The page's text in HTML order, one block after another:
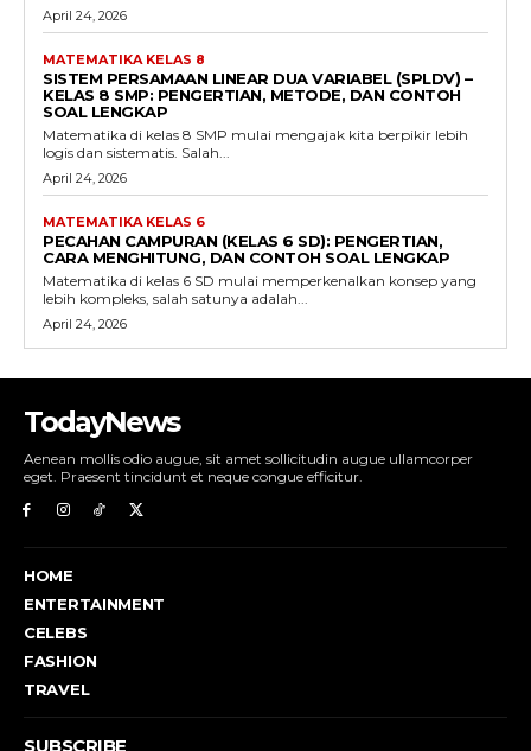
April 24, 2026
MATEMATIKA KELAS 8
SISTEM PERSAMAAN LINEAR DUA VARIABEL (SPLDV) –
KELAS 8 SMP: PENGERTIAN, METODE, DAN CONTOH
SOAL LENGKAP
Matematika di kelas 8 SMP mulai mengajak kita berpikir lebih
logis dan sistematis. Salah...
April 24, 2026
MATEMATIKA KELAS 6
PECAHAN CAMPURAN (KELAS 6 SD): PENGERTIAN,
CARA MENGHITUNG, DAN CONTOH SOAL LENGKAP
Matematika di kelas 6 SD mulai memperkenalkan konsep yang
lebih kompleks, salah satunya adalah...
April 24, 2026
TodayNews
Aenean mollis odio augue, sit amet sollicitudin augue ullamcorper
eget. Praesent tincidunt et neque congue efficitur.
HOME
ENTERTAINMENT
CELEBS
FASHION
TRAVEL
SUBSCRIBE